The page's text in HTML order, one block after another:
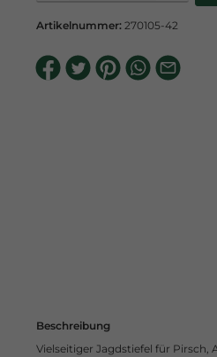
Artikelnummer: 270105-42
Beschreibung
Vielseitiger Jagdstiefel für Pirsch,